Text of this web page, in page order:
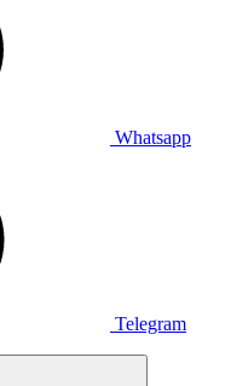
Whatsapp
Telegram